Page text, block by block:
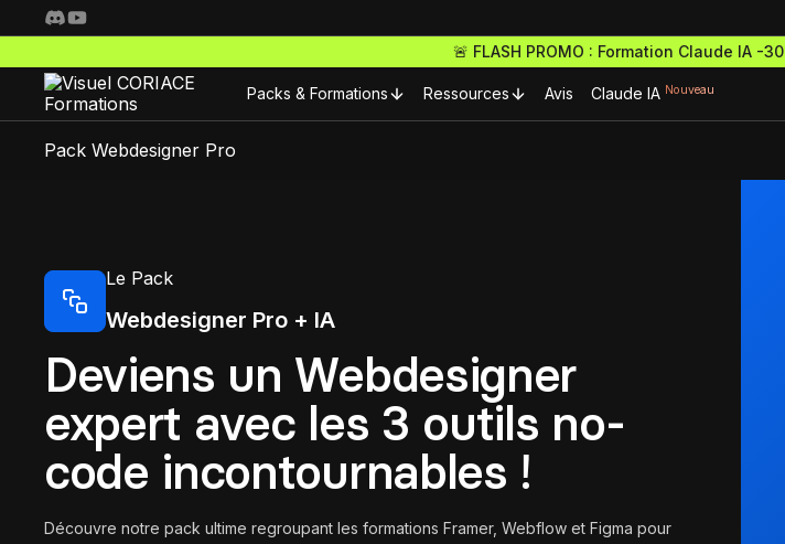
🚨 FLASH PROMO : Formation Claude IA -
Packs & Formations
Webdesigner Pro
Maitrise les meilleurs outils no-code pour designer
tes sites comme un maestro
E-commerce Pro
Ressources
Composants Framer
Nos meilleurs composants Framer
Avis Claude IA Nouveau
Pack Webdesigner Pro
Le Pack
Webdesigner Pro + IA
Deviens un Webdesigner
expert avec les 3 outils no-
code incontournables !
Découvre notre pack ultime regroupant les formations Framer, Webflow et Figma pour